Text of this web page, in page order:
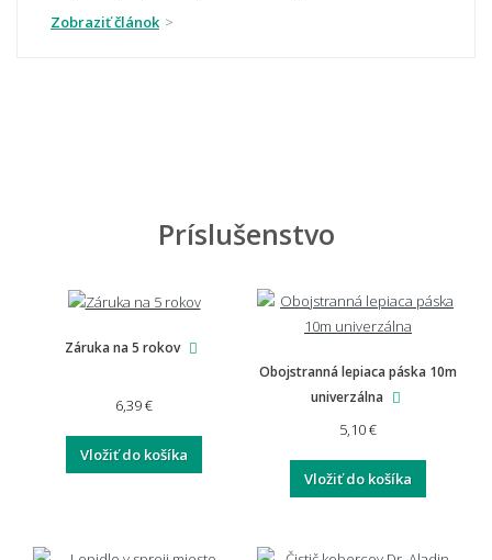
Ako dlho nášlapy vydržia a kedy je čas na
výmenu?
🩺 Zdravotná nezávadnosť a mazlíčci
Sú nášlapy na schody zdravotne nezávadné?
Zobraziť článok
Príslušenstvo
Záruka na 5 rokov
6,39 €
Vložiť do košíka
Obojstranná lepiaca páska 10m
univerzálna
5,10 €
Vložiť do košíka